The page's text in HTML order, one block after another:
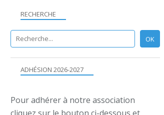
RECHERCHE
ADHÉSION 2026-2027
Pour adhérer à notre association